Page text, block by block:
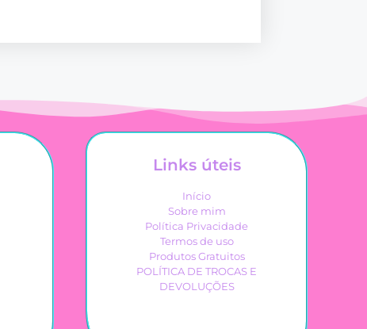
Links úteis
Início
Sobre mim
Política Privacidade
Termos de uso
Produtos Gratuitos
POLÍTICA DE TROCAS E
DEVOLUÇÕES